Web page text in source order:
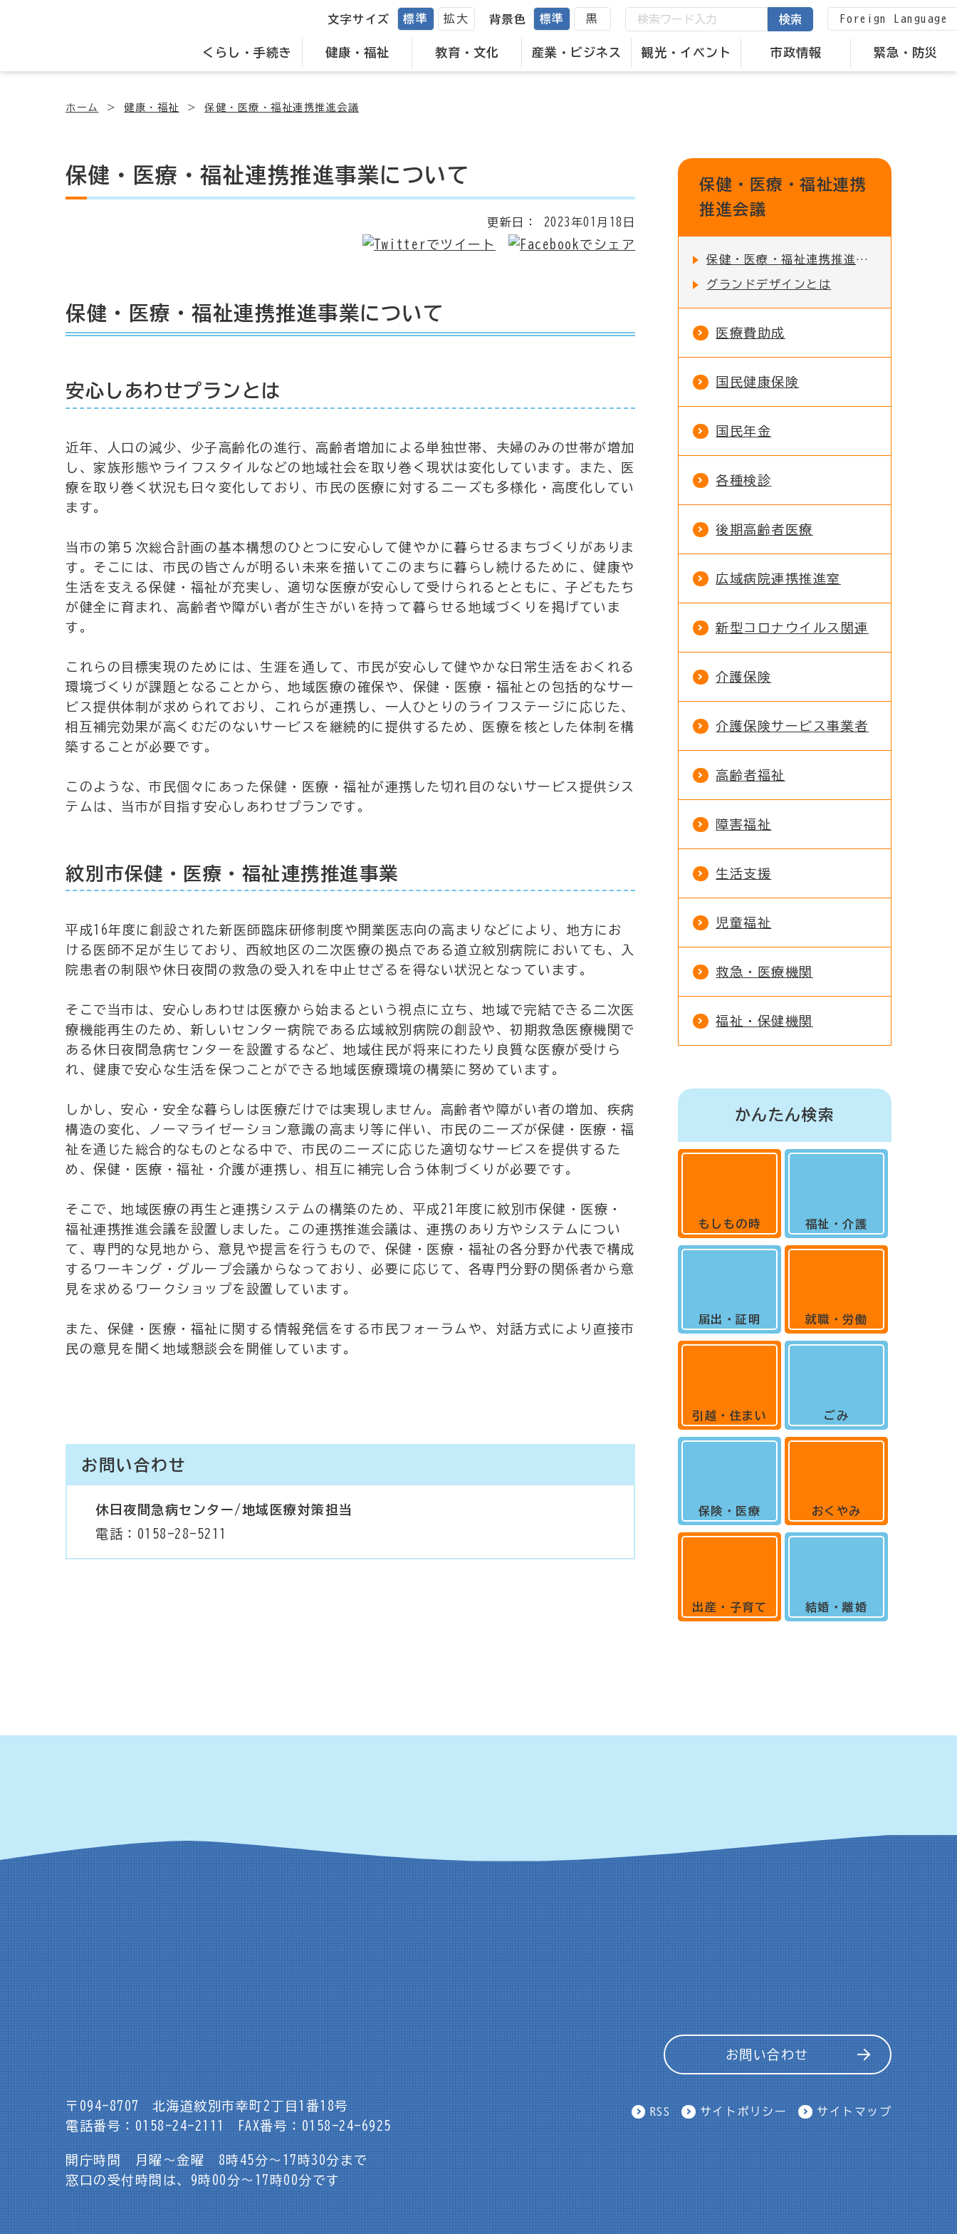
くらし・手続き 健康・福祉 教育・文化 産業・ビジネス 観光・イベント 市政情報 緊急・防災
文字サイズ 標準 拡大 背景色 標準 黒 検索 Foreign Language
ホーム 健康・福祉 保健・医療・福祉連携推進会議
保健・医療・福祉連携推進事業について
更新日： 2023年01月18日
保健・医療・福祉連携推進事業について
安心しあわせプランとは
近年、人口の減少、少子高齢化の進行、高齢者増加による単独世帯、夫婦のみの世帯が増加
し、家族形態やライフスタイルなどの地域社会を取り巻く現状は変化しています。また、医
療を取り巻く状況も日々変化しており、市民の医療に対するニーズも多様化・高度化してい
ます。
当市の第５次総合計画の基本構想のひとつに安心して健やかに暮らせるまちづくりがありま
す。そこには、市民の皆さんが明るい未来を描いてこのまちに暮らし続けるために、健康や
生活を支える保健・福祉が充実し、適切な医療が安心して受けられるとともに、子どもたち
が健全に育まれ、高齢者や障がい者が生きがいを持って暮らせる地域づくりを掲げていま
す。
これらの目標実現のためには、生涯を通して、市民が安心して健やかな日常生活をおくれる
環境づくりが課題となることから、地域医療の確保や、保健・医療・福祉との包括的なサー
ビス提供体制が求められており、これらが連携し、一人ひとりのライフステージに応じた、
相互補完効果が高くむだのないサービスを継続的に提供するため、医療を核とした体制を構
築することが必要です。
このような、市民個々にあった保健・医療・福祉が連携した切れ目のないサービス提供シス
テムは、当市が目指す安心しあわせプランです。
紋別市保健・医療・福祉連携推進事業
平成16年度に創設された新医師臨床研修制度や開業医志向の高まりなどにより、地方にお
ける医師不足が生じており、西紋地区の二次医療の拠点である道立紋別病院においても、入
院患者の制限や休日夜間の救急の受入れを中止せざるを得ない状況となっています。
そこで当市は、安心しあわせは医療から始まるという視点に立ち、地域で完結できる二次医
療機能再生のため、新しいセンター病院である広域紋別病院の創設や、初期救急医療機関で
ある休日夜間急病センターを設置するなど、地域住民が将来にわたり良質な医療が受けら
れ、健康で安心な生活を保つことができる地域医療環境の構築に努めています。
しかし、安心・安全な暮らしは医療だけでは実現しません。高齢者や障がい者の増加、疾病
構造の変化、ノーマライゼーション意識の高まり等に伴い、市民のニーズが保健・医療・福
祉を通じた総合的なものとなる中で、市民のニーズに応じた適切なサービスを提供するた
め、保健・医療・福祉・介護が連携し、相互に補完し合う体制づくりが必要です。
そこで、地域医療の再生と連携システムの構築のため、平成21年度に紋別市保健・医療・
福祉連携推進会議を設置しました。この連携推進会議は、連携のあり方やシステムについ
て、専門的な見地から、意見や提言を行うもので、保健・医療・福祉の各分野か代表で構成
するワーキング・グループ会議からなっており、必要に応じて、各専門分野の関係者から意
見を求めるワークショップを設置しています。
また、保健・医療・福祉に関する情報発信をする市民フォーラムや、対話方式により直接市
民の意見を聞く地域懇談会を開催しています。
お問い合わせ
休日夜間急病センター/地域医療対策担当
電話：0158-28-5211
保健・医療・福祉連携
推進会議
保健・医療・福祉連携推進事業について
グランドデザインとは
医療費助成
国民健康保険
国民年金
各種検診
後期高齢者医療
広域病院連携推進室
新型コロナウイルス関連
介護保険
介護保険サービス事業者
高齢者福祉
障害福祉
生活支援
児童福祉
救急・医療機関
福祉・保健機関
かんたん検索
もしもの時
届出・証明
引越・住まい
保険・医療
出産・子育て
福祉・介護
就職・労働
ごみ
おくやみ
結婚・離婚
〒094-8707
北海道紋別市幸町2丁目1番18号
電話番号：0158-24-2111
FAX番号：0158-24-6925
開庁時間 月曜～金曜 8時45分～17時30分まで
窓口の受付時間は、9時00分～17時00分です
お問い合わせ
RSS サイトポリシー サイトマップ